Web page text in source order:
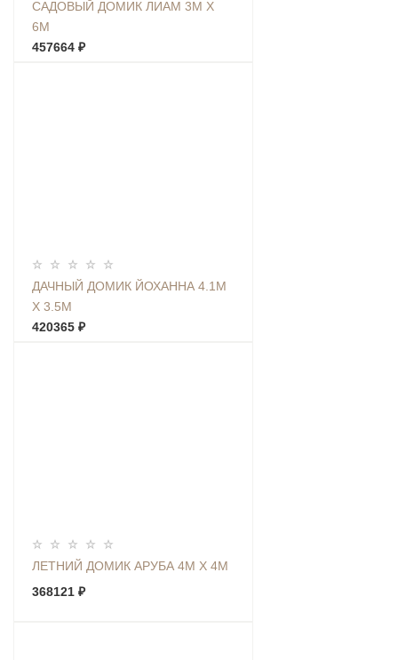
САДОВЫЙ ДОМИК ЛИАМ 3М Х
6М
457664 ₽
ДАЧНЫЙ ДОМИК ЙОХАННА 4.1М
Х 3.5М
420365 ₽
ЛЕТНИЙ ДОМИК АРУБА 4М Х 4М
368121 ₽